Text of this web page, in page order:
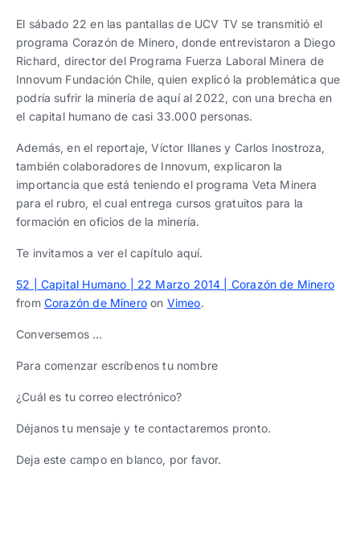
Ver todo
Español English
Español|English
Español|English
progresivos de gestión
Ver todos
Español English
Español English
Español English
El sábado 22 en las pantallas de UCV TV se transmitió el
programa Corazón de Minero, donde entrevistaron a Diego
Richard, director del Programa Fuerza Laboral Minera de
Innovum Fundación Chile, quien explicó la problemática que
podría sufrir la minería de aquí al 2022, con una brecha en
el capital humano de casi 33.000 personas.
Además, en el reportaje, Víctor Illanes y Carlos Inostroza,
también colaboradores de Innovum, explicaron la
importancia que está teniendo el programa Veta Minera
para el rubro, el cual entrega cursos gratuitos para la
formación en oficios de la minería.
Te invitamos a ver el capítulo aquí.
52 | Capital Humano | 22 Marzo 2014 | Corazón de Minero
from Corazón de Mineroon Vimeo.
Conversemos …
Para comenzar escríbenos tu nombre
¿Cuál es tu correo electrónico?
Déjanos tu mensaje y te contactaremos pronto.
Deja este campo en blanco, por favor.